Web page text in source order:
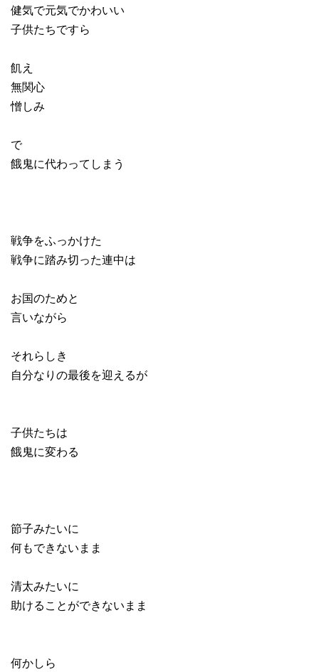
健気で元気でかわいい
子供たちですら
飢え
無関心
憎しみ
で
餓鬼に代わってしまう
戦争をふっかけた
戦争に踏み切った連中は
お国のためと
言いながら
それらしき
自分なりの最後を迎えるが
子供たちは
餓鬼に変わる
節子みたいに
何もできないまま
清太みたいに
助けることができないまま
何かしら